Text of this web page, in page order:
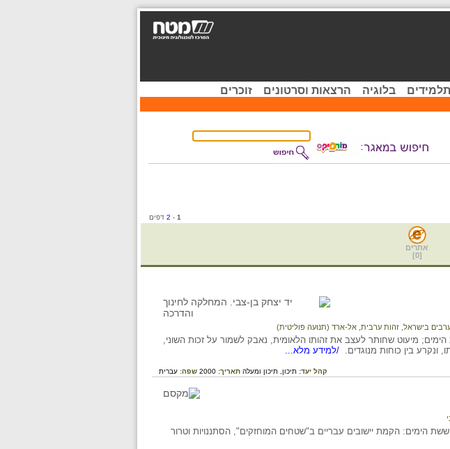
בלוגיה הרצאות וסרטונים זוכרים
1
-
2 דפים
אתרים
[
0
]
בישראל זהות ערבית אל-ארד (תנועה פוליטית)
מיעוט שחותר לעצב את זהותו הלאומית, נאבק לשמור על זכות השוני,
בין כוחות מנוגדים. /למידע מלא...
קהל יעד: תיכון, תיכון ומעלה תאריך: 2000 שפה: עברית
לאחר מלחמת ששת הימים: הקמת יישובים עבריים ב"שטחים המוחזקים", הסתננויות וטרור